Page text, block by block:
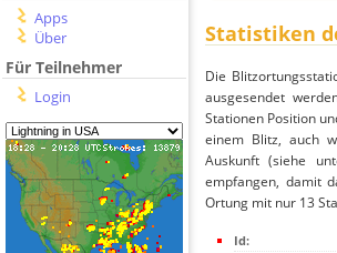
Apps
Über
Für Teilnehmer
Login
Statistiken
Die
ausgesendet
Stationen Position
einem Blitz, auch
Auskunft (siehe
empfangen, damit
Ortung mit nur 13
Id: